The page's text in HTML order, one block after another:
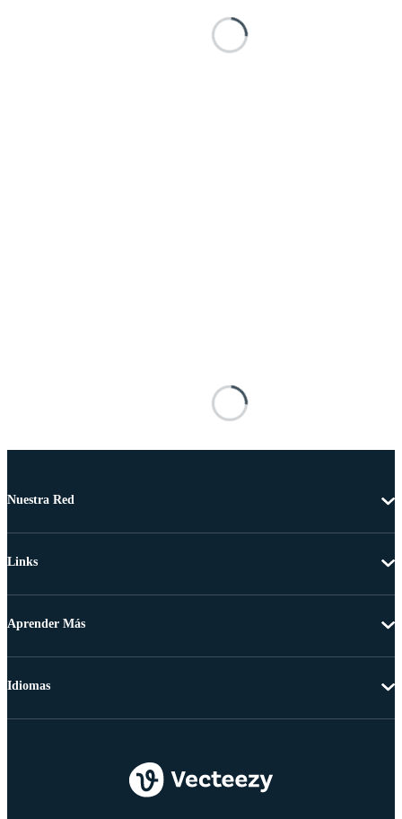
Nuestra Red
Links
Aprender Más
Idiomas